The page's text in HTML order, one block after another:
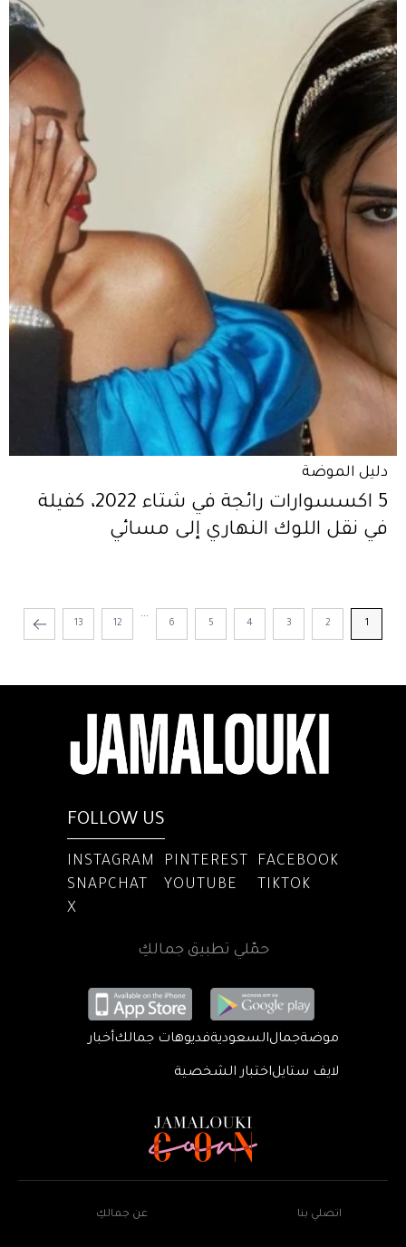
دليل الموضة
5 اكسسوارات رائجة في شتاء 2022، كفيلة
في نقل اللوك النهاري إلى مسائي
1
2
3
4
5
6
...
12
13
FOLLOW US
INSTAGRAM PINTEREST
FACEBOOK
SNAPCHAT
YOUTUBE
TIKTOK
X
حمّلي تطبيق جمالكِ
موضةجمالالسعوديةفديوهات جمالكأخبار
لايف ستايلاختبار الشخصية
اتصلي بنا عن جمالكِ